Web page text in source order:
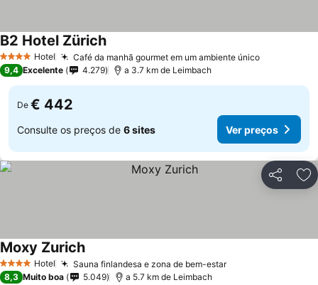
4 EstrelasHotel Café da manhã gourmet em um ambiente únicoVer preços
B2 Hotel ZürichVer preços
9,4 Excelente 4.279 a 3.7 km de Leimbach
De € 442
Consulte os preços de 6 sites Ver preços
Partilhar
4 EstrelasHotel Sauna finlandesa e zona de bem-estarVer preços
Moxy ZurichVer preços
8,3 Muito boa 5.049 a 5.7 km de Leimbach